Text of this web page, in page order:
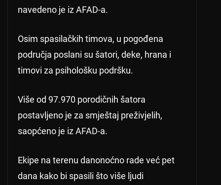
navedeno je iz AFAD-a.
Osim spasilačkih timova, u pogođena
područja poslani su šatori, deke, hrana i
timovi za psihološku podršku.
Više od 97.970 porodičnih šatora
postavljeno je za smještaj preživjelih,
saopćeno je iz AFAD-a.
Ekipe na terenu danonoćno rade već pet
dana kako bi spasili što više ljudi